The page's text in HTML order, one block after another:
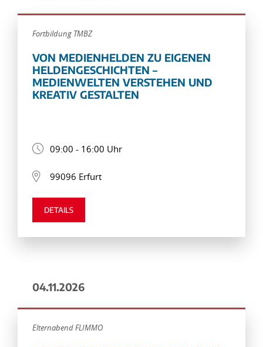
Fortbildung TMBZ
VON MEDIENHELDEN ZU EIGENEN
HELDENGESCHICHTEN –
MEDIENWELTEN VERSTEHEN UND
KREATIV GESTALTEN
09:00 - 16:00 Uhr
99096 Erfurt
DETAILS
04.11.2026
Elternabend FLIMMO